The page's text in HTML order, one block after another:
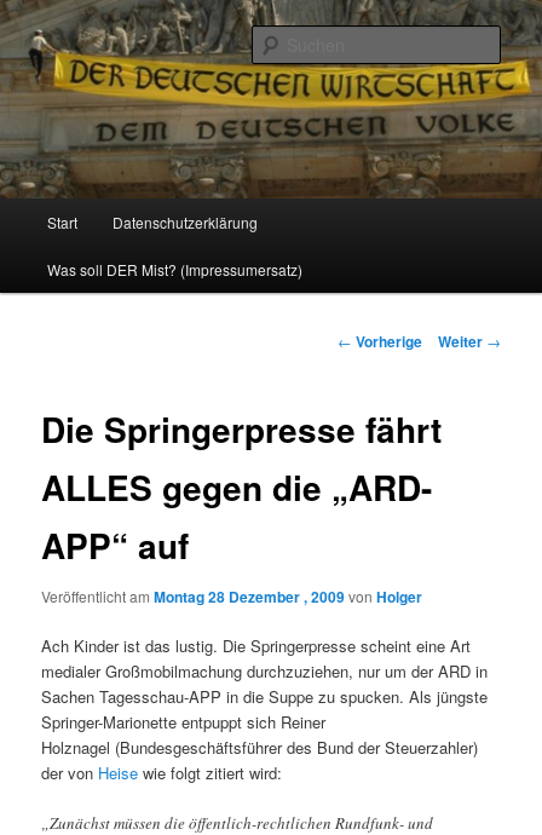
Reizzentrum
Politik, Wirtschaft, Soziales und Gesellschaft
Zum
Inhalt
Start Datenschutzerklärung
Was soll DER Mist? (Impressumersatz)
Beitrags-
← Vorherige Weiter →
Die Springerpresse fährt
ALLES gegen die „ARD-
APP“ auf
Veröffentlicht amMontag 28 Dezember , 2009vonHolger
Ach Kinder ist das lustig. Die Springerpresse scheint eine Art
medialer Großmobilmachung durchzuziehen, nur um der ARD in
Sachen Tagesschau-APP in die Suppe zu spucken. Als jüngste
Springer-Marionette entpuppt sich Reiner
Holznagel (Bundesgeschäftsführer des Bund der Steuerzahler)
der von Heise wie folgt zitiert wird:
„Zunächst müssen die öffentlich-rechtlichen Rundfunk- und